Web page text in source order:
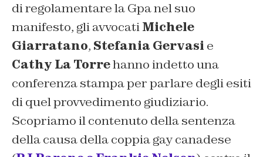
di regolamentare la Gpa nel suo
manifesto, gli avvocatiMichele
Giarratano, Stefania Gervasi e
Cathy La Torrehanno indetto una
conferenza stampa per parlare degli esiti
di quel provvedimento giudiziario.
Scopriamo il contenuto della sentenza
della causa della coppia gay canadese